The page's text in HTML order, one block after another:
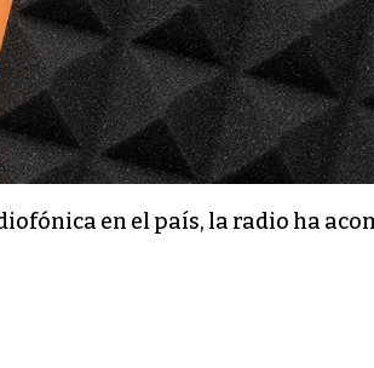
en el país, la radio ha